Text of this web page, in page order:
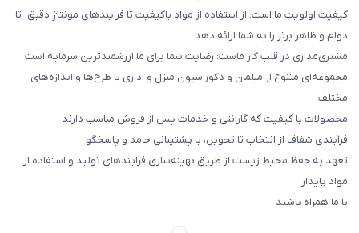
کیفیت اولویت ما است: از استفاده از مواد باکیفیت تا فرایندهای مونتاژ دقیق، تا
دوام و ظاهر برتر را به شما ارائه دهد.
مشتری‌مداری در قلب کار ماست: رضایت شما برای ما ارزشمندترین سرمایه است
مجموعه‌ای متنوع از مبلمان و دکوراسیون منزل و اداری با طرح‌ها و اندازه‌های
مختلف
محصولات با کیفیت که گارانتی و خدمات پس از فروش مناسب دارند
فرآیندی شفاف از انتخاب تا تحویل، با پشتیبانی جامد و پاسخگو
تعهد به حفظ محیط زیست از طریق بهینه‌سازی فرایندهای تولید و استفاده از
مواد پایدار
با ما همراه باشید